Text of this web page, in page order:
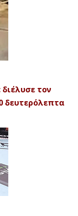
τον
δευτερόλεπτα